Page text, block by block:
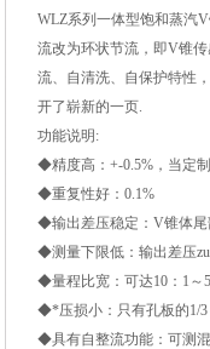
WLZ系列一体型饱和蒸汽
流改为环状节流，即V锥
流、自清洗、自保护特性
开了崭新的一页.
功能说明:
◆精度高：+-0.5%，当定
◆重复性好：0.1%
◆输出差压稳定：V锥体尾
◆测量下限低：输出差压
◆量程比宽：可达10：1～
◆*压损小：只有孔板的1/3
◆具有自整流功能：可测